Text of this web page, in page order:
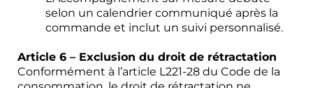
selon un calendrier communiqué après la
commande et inclut un suivi personnalisé.
Article 6 – Exclusion du droit de rétractation
Conformément à l’article L221-28 du Code de la